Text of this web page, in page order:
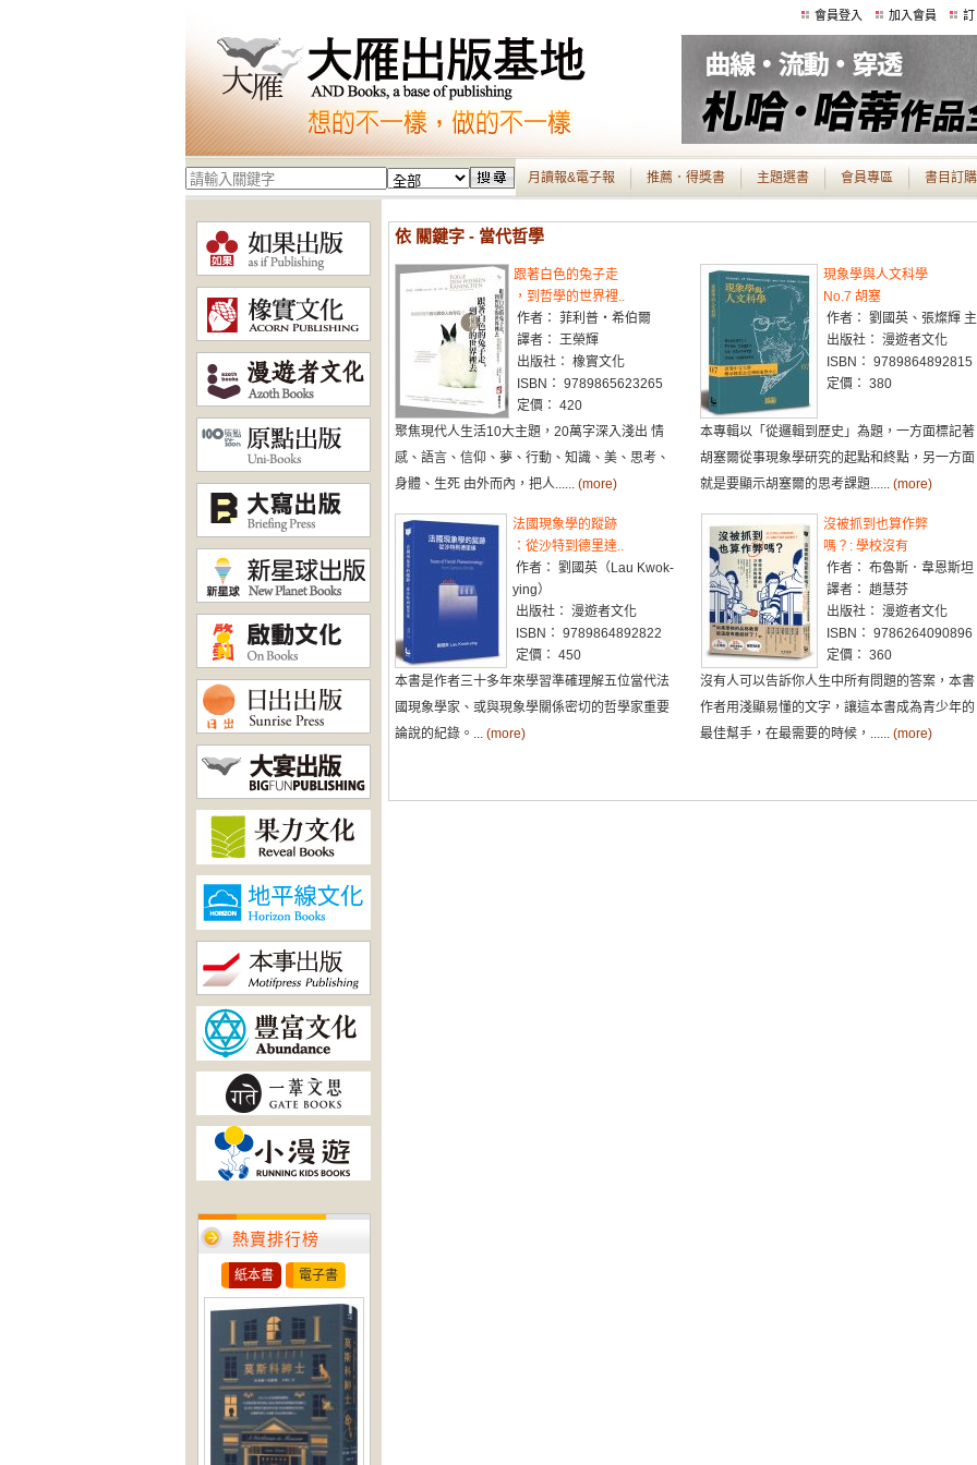
會員登入 加入會員 訂
月讀報&電子報 推薦．得獎書 主題選書 會員專區 書目訂
熱賣排行榜
紙本書 電子書
依 關鍵字 - 當代哲學
跟著白色的兔子走
，到哲學的世界裡..
作者： 菲利普・希伯爾
譯者： 王榮輝
出版社： 橡實文化
ISBN： 9789865623265
定價： 420
聚焦現代人生活10大主題，20萬字深入淺出 情
感、語言、信仰、夢、行動、知識、美、思考、
身體、生死 由外而內，把人...... (more)
現象學與人文科學
No.7 胡塞
作者： 劉國英、張燦輝
出版社： 漫遊者文化
ISBN： 9789864892815
定價： 380
本專輯以「從邏輯到歷史」為題，一方面標記著
胡塞爾從事現象學研究的起點和終點，另一方面
就是要顯示胡塞爾的思考課題...... (more)
法國現象學的蹤跡
：從沙特到德里達..
作者： 劉國英（Lau Kwok-
ying）
出版社： 漫遊者文化
ISBN： 9789864892822
定價： 450
本書是作者三十多年來學習準確理解五位當代法
國現象學家、或與現象學關係密切的哲學家重要
論說的紀錄。... (more)
沒被抓到也算作弊
嗎？: 學校沒有
作者： 布魯斯．韋恩斯坦
譯者： 趙慧芬
出版社： 漫遊者文化
ISBN： 9786264090896
定價： 360
沒有人可以告訴你人生中所有問題的答案，本書
作者用淺顯易懂的文字，讓這本書成為青少年的
最佳幫手，在最需要的時候，...... (more)